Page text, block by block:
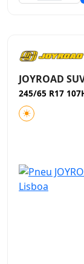
JOYROAD
245/65 R17